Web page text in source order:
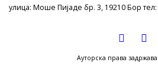
улица: Моше Пијаде бр. 3, 19210 Бор тел:
Ауторска права